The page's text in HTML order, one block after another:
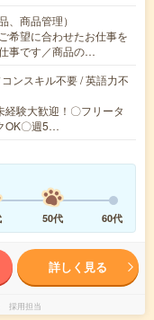
、商品管理）
希望に合わせたお仕事を
事です／商品の…
ンスキル不要 / 英語力不
経験大歓迎！〇フリータ
OK〇週5…
50代 60代
詳しく見る
採用担当